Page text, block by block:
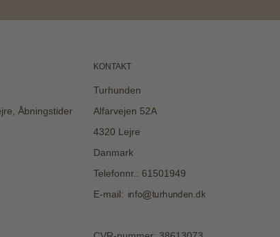
Åbningstider
KONTAKT
Turhunden
Alfarvejen 52A
4320 Lejre
Danmark
Telefonnr. : 61501949
E-mail: